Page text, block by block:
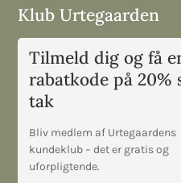
Klub Urtegaarden
Tilmeld dig og få
rabatkode på 20%
tak
Bliv medlem af Urtegaardens
kundeklub – det er gratis og
uforpligtende.